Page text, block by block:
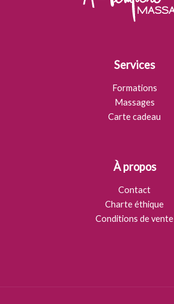
Services
Formations
Massages
Carte cadeau
À propos
Contact
Charte éthique
Conditions de vente